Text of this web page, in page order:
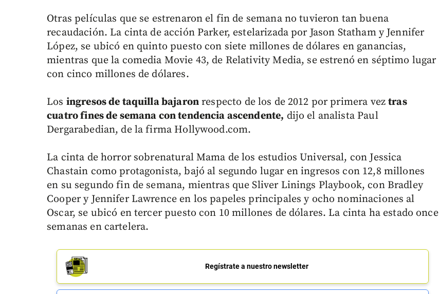
Otras películas que se estrenaron el fin de semana no tuvieron tan buena
recaudación. La cinta de acción Parker, estelarizada por Jason Statham y Jennifer
López, se ubicó en quinto puesto con siete millones de dólares en ganancias,
mientras que la comedia Movie 43, de Relativity Media, se estrenó en séptimo lugar
con cinco millones de dólares.
Los ingresos de taquilla bajaron respecto de los de 2012 por primera veztras
cuatro fines de semana con tendencia ascendente, dijo el analista Paul
Dergarabedian, de la firma Hollywood.com.
La cinta de horror sobrenatural Mama de los estudios Universal, con Jessica
Chastain como protagonista, bajó al segundo lugar en ingresos con 12,8 millones
en su segundo fin de semana, mientras que Sliver Linings Playbook, con Bradley
Cooper y Jennifer Lawrence en los papeles principales y ocho nominaciones al
Oscar, se ubicó en tercer puesto con 10 millones de dólares. La cinta ha estado once
semanas en cartelera.
Regístrate a nuestro newsletter